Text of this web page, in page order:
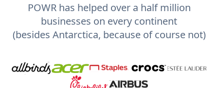
POWR has helped over a half million
businesses on every continent
(besides Antarctica, because of course not)